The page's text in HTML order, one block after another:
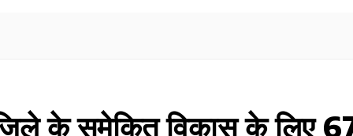
के समेकित विकास के लिए